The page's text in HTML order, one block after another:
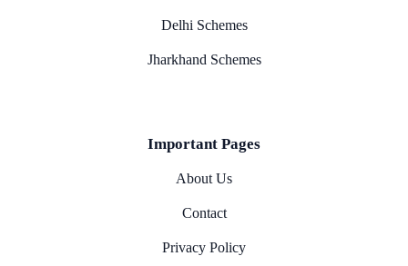
Delhi Schemes
Jharkhand Schemes
Important Pages
About Us
Contact
Privacy Policy